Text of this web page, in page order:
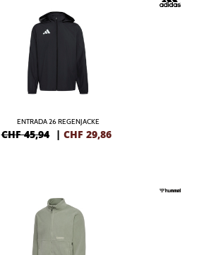
ENTRADA 26 REGENJACKE
CHF 45,94 | CHF 29,86